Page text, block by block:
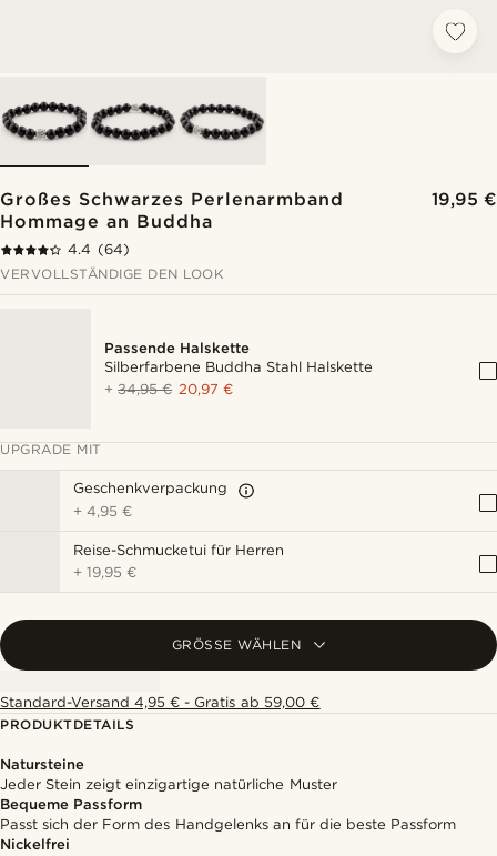
Großes Schwarzes Perlenarmband
Hommage an Buddha
19,95 €
4.4 (64)
VERVOLLSTÄNDIGE DEN LOOK
Passende Halskette
Silberfarbene Buddha Stahl Halskette
+34,95 € 20,97 €
UPGRADE MIT
Geschenkverpackung
+4,95 €
Reise-Schmucketui für Herren
+19,95 €
GRÖSSE WÄHLEN
Standard-Versand 4,95 € - Gratis ab 59,00 €
PRODUKTDETAILS
Natursteine
Jeder Stein zeigt einzigartige natürliche Muster
Bequeme Passform
Passt sich der Form des Handgelenks an für die beste Passform
Nickelfrei